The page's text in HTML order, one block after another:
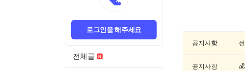
로그인을 해주세요
전체글
1
공지사항
공지사항